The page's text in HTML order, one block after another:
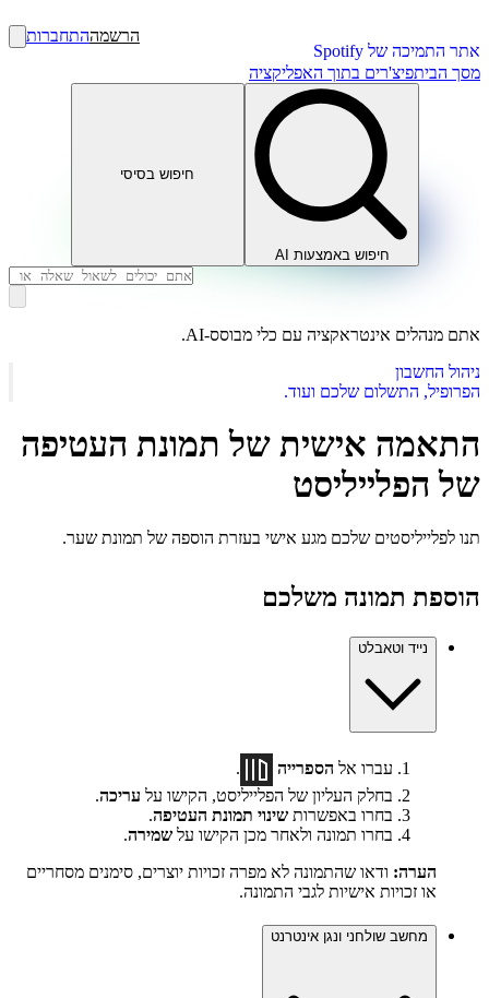
אתר התמיכה של Spotify
הרשמההתחברות
מסך הביתפיצ'רים בתוך האפליקציה
חיפוש באמצעות AI
חיפוש בסיסי
אתם מנהלים אינטראקציה עם כלי מבוסס-AI.
ניהול החשבון
הפרופיל, התשלום שלכם ועוד.
התאמה אישית של תמונת העטיפה
של הפלייליסט
תנו לפלייליסטים שלכם מגע אישי בעזרת הוספה של תמונת שער.
הוספת תמונה משלכם
נייד וטאבלט
עברו אל הספרייה
.
בחלק העליון של הפלייליסט, הקישו על עריכה.
בחרו באפשרות שינוי תמונת העטיפה.
בחרו תמונה ולאחר מכן הקישו על שמירה.
הערה: ודאו שהתמונה לא מפרה זכויות יוצרים, סימנים מסחריים
או זכויות אישיות לגבי התמונה.
מחשב שולחני ונגן אינטרנט